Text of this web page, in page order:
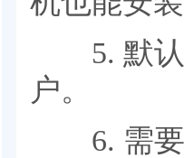
5. 默认
户。
6. 需要